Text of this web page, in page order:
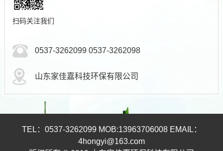
扫码关注我们
0537-3262099 0537-3262098
山东家佳嘉科技环保有限公司
TEL：0537-3262099 MOB:13963706008 EMAIL：
4hongyi@163.com